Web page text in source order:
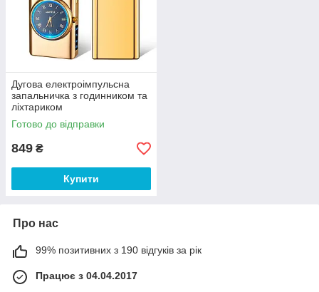
Дугова електроімпульсна
запальничка з годинником та
ліхтариком
Готово до відправки
849 ₴
Купити
Про нас
99% позитивних з 190 відгуків за рік
Працює з 04.04.2017